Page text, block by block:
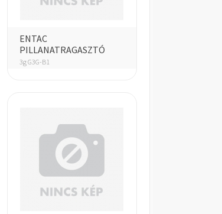
ENTAC
PILLANATRAGASZTÓ
3g G3G-B1